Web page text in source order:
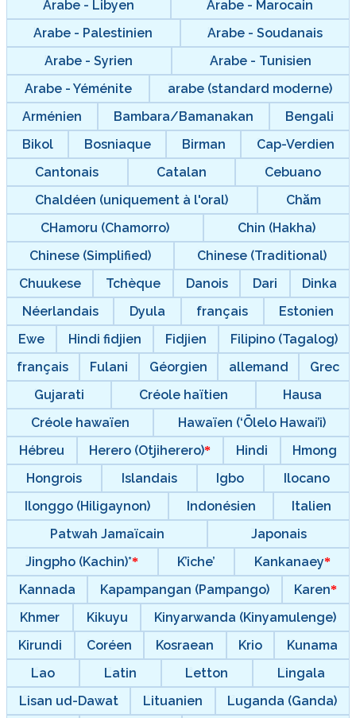
Arabe - Libyen
Arabe - Marocain
Arabe - Palestinien
Arabe - Soudanais
Arabe - Syrien
Arabe - Tunisien
Arabe - Yéménite
arabe (standard moderne)
Arménien
Bambara/Bamanakan
Bengali
Bikol
Bosniaque Birman
Cap-Verdien
Cantonais
Catalan
Cebuano
Chaldéen (uniquement à l'oral)
Chăm
CHamoru (Chamorro)
Chin (Hakha)
Chinese (Simplified)
Chinese (Traditional)
Chuukese
Tchèque Danois Dari
Dinka
Néerlandais
Dyula français
Estonien
Ewe
Hindi fidjien Fidjien
Filipino (Tagalog)
français
Fulani Géorgien allemand
Grec
Gujarati
Créole haïtien
Hausa
Créole hawaïen
Hawaïen (‘Ōlelo Hawai’i)
Hébreu
Herero (Otjiherero) Hindi
Hmong
Hongrois
Islandais Igbo
Ilocano
Ilonggo (Hiligaynon)
Indonésien
Italien
Patwah Jamaïcain
Japonais
Jingpho (Kachin)*
K’iche’
Kankanaey
Kannada
Kapampangan (Pampango)
Karen
Khmer
Kikuyu
Kinyarwanda (Kinyamulenge)
Kirundi
Coréen Kosraean Krio
Kunama
Lao
Latin Letton
Lingala
Lisan ud-Dawat
Lituanien
Luganda (Ganda)